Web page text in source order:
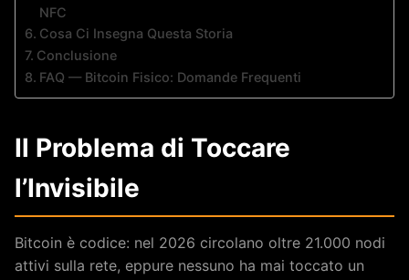
NFC
Cosa Ci Insegna Questa Storia
Conclusione
FAQ — Bitcoin Fisico: Domande Frequenti
Il Problema di Toccare
l’Invisibile
Bitcoin è codice: nel 2026 circolano oltre 21.000 nodi
attivi sulla rete, eppure nessuno ha mai toccato un